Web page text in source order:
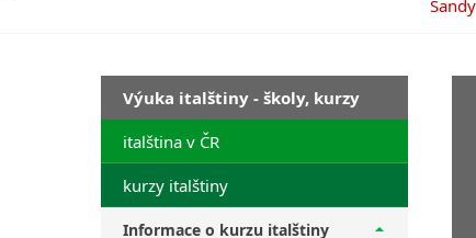
Výuka italštiny - školy, kurzy
italština v ČR
kurzy italštiny
Informace o kurzu italštiny